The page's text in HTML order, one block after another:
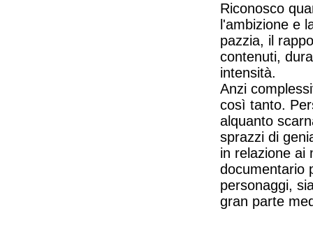
Riconosco
l'ambizione e
pazzia, il
contenuti,
intensità.
Anzi
così tanto.
alquanto
sprazzi di
in relazione ai
documentario
personaggi,
gran parte